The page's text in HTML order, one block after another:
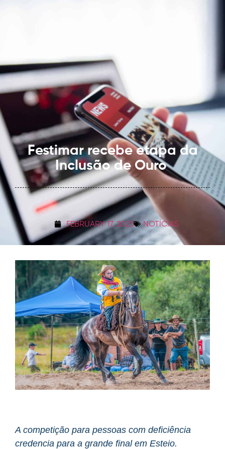
Festimar recebe etapa da
Inclusão de Ouro
FEBRUARY 17, 2023 NOTÍCIAS
A competição para pessoas com deficiência
credencia para a grande final em Esteio.